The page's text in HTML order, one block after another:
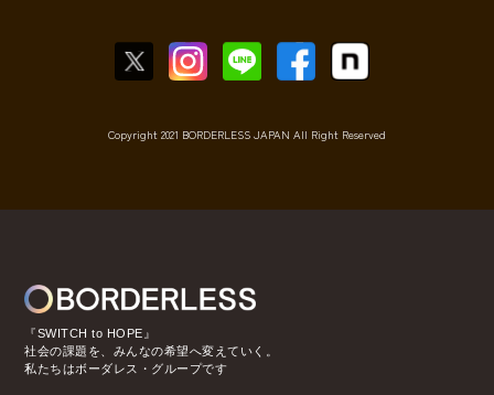
Copyright 2021 BORDERLESS JAPAN All Right Reserved
『SWITCH to HOPE』
社会の課題を、みんなの希望へ変えていく。
私たちはボーダレス・グループです